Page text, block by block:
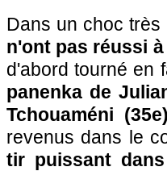
Dans un choc très
n'ont pas réussi
d'abord tourné en
panenka de
Tchouaméni
revenus dans le
tir puissant